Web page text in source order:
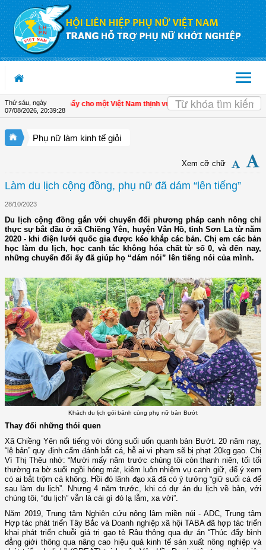
Truy cập nội dung luôn
Thứ sáu, ngày
07/08/2026 20:39:29
tư nhân - Đòn bẩy cho một Việt Nam thịnh vượng | Hội LHPN tỉnh Kiên
Phụ nữ làm kinh tế giỏi
Xem cỡ chữ
Làm du lịch cộng đồng, phụ nữ đã dám “lên tiếng”
28/10/2023
Du lịch cộng đồng gắn với chuyển đổi phương pháp canh nông chỉ
thực sự bắt đầu ở xã Chiềng Yên, huyện Vân Hồ, tỉnh Sơn La từ năm
2020 - khi điện lưới quốc gia được kéo khắp các bản. Chị em các bản
học làm du lịch, học canh tác không hóa chất từ số 0, và đến nay,
những chuyển đổi ấy đã giúp họ “dám nói” lên tiếng nói của mình.
Khách du lịch gói bánh cùng phụ nữ bản Bướt
Thay đổi những thói quen
Xã Chiềng Yên nổi tiếng với dòng suối uốn quanh bản Bướt. 20 năm nay,
“lệ bản” quy định cấm đánh bắt cá, hễ ai vi phạm sẽ bị phạt 20kg gạo. Chị
Vì Thị Thêu nhớ: “Mười mấy năm trước chúng tôi còn thanh niên, tối tối
thường ra bờ suối ngồi hóng mát, kiêm luôn nhiệm vụ canh giữ, để ý xem
có ai bắt trộm cá không. Hồi đó lãnh đạo xã đã có ý tưởng “giữ suối cá để
sau làm du lịch”. Nhưng 4 năm trước, khi có dự án du lịch về bản, với
chúng tôi, “du lịch” vẫn là cái gì đó lạ lẫm, xa vời”.
Năm 2019, Trung tâm Nghiên cứu nông lâm miền núi - ADC, Trung tâm
Hợp tác phát triển Tây Bắc và Doanh nghiệp xã hội TABA đã hợp tác triển
khai phát triển chuỗi giá trị gạo tẻ Râu thông qua dự án “Thúc đẩy bình
đẳng giới thông qua nâng cao hiệu quả kinh tế sản xuất nông nghiệp và